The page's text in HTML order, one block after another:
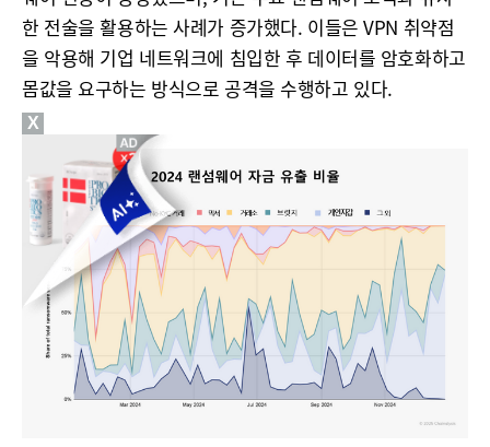
한 전술을 활용하는 사례가 증가했다. 이들은 VPN 취약점
을 악용해 기업 네트워크에 침입한 후 데이터를 암호화하고
몸값을 요구하는 방식으로 공격을 수행하고 있다.
X